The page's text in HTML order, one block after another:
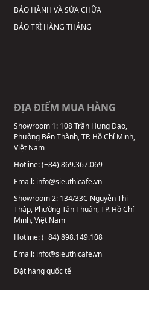
BẢO HÀNH VÀ SỬA CHỮA
BẢO TRÌ HÀNG THÁNG
ĐỊA ĐIỂM MUA HÀNG
Showroom 1: 108 Trần Hưng Đạo,
Phường Bến Thành, TP. Hồ Chí Minh,
Việt Nam
Hotline:(+84) 869.367.069
Email: info@sieuthicafe.vn
Showroom 2: 134/33C Nguyễn Thị
Thập, Phường Tân Thuận, TP. Hồ Chí
Minh, Việt Nam
Hotline:(+84) 898.149.108
Email: info@sieuthicafe.vn
Đặt hàng quốc tế